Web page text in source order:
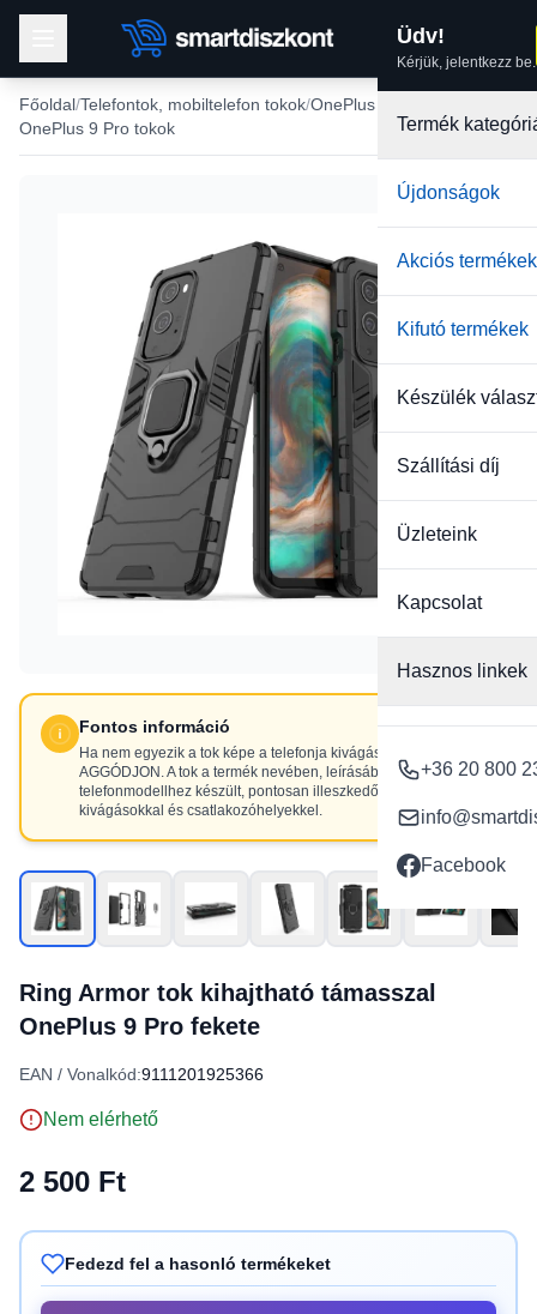
Üdv!
Kérjük, jelentkezz be.
Termék
Újdonságok
Akciós termékek
Kifutó termékek
Készülék
Szállítási díj
Üzleteink
Kapcsolat
Hasznos linkek
+36 20 800
Facebook
Főoldal Telefontok, mobiltelefon tokok OnePlus Tokok
OnePlus 9 Pro tokok
Fontos információ
Ha nem egyezik a tok képe a telefonja kivágásaival, NE
AGGÓDJON. A tok a termék nevében, leírásában szereplő
telefonmodellhez készült, pontosan illeszkedő
kivágásokkal és csatlakozóhelyekkel.
Ring Armor tok kihajtható támasszal
OnePlus 9 Pro fekete
EAN / Vonalkód:9111201925366
Nem elérhető
2 500 Ft
Fedezd fel a hasonló termékeket